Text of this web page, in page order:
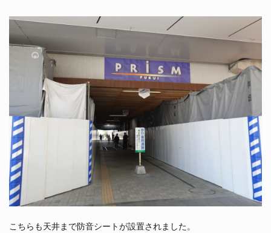
こちらも天井まで防音シートが設置されました。